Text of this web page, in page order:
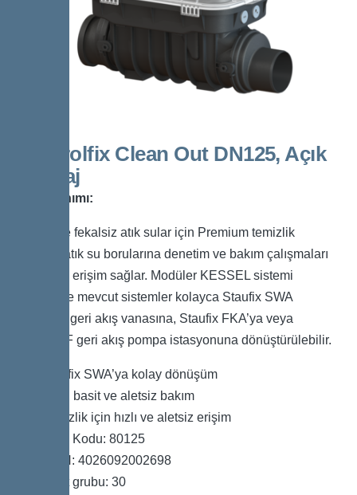
Controlfix Clean Out DN125, Açık
Montaj
Ürün Tanımı:
Fekalli ve fekalsiz atık sular için Premium temizlik
parçası, atık su borularına denetim ve bakım çalışmaları
için kolay erişim sağlar. Modüler KESSEL sistemi
sayesinde mevcut sistemler kolayca Staufix SWA
Premium geri akış vanasına, Staufix FKA’ya veya
Pumpfix F geri akış pompa istasyonuna dönüştürülebilir.
Staufix SWA’ya kolay dönüşüm
Hızlı, basit ve aletsiz bakım
Temizlik için hızlı ve aletsiz erişim
Ürün Kodu: 80125
GTIN: 4026092002698
Fiyat grubu: 30